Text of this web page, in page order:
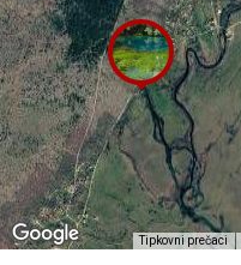
Tipkovni prečaci